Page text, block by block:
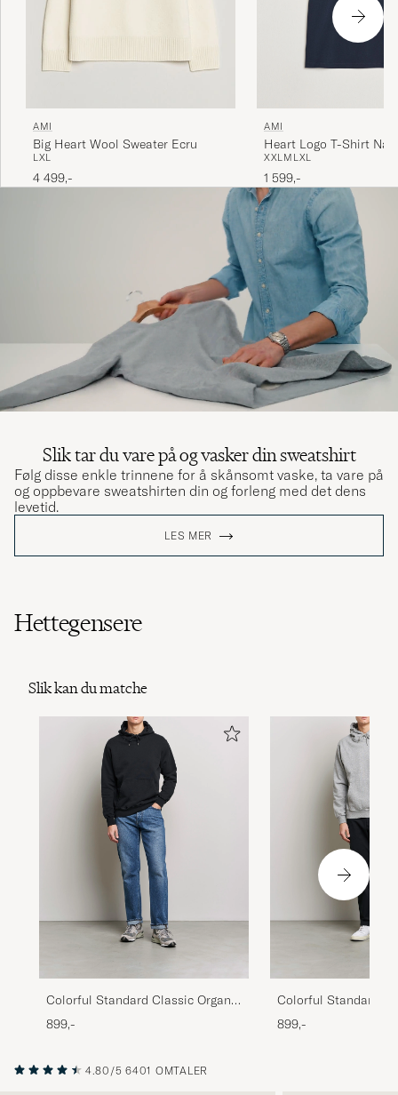
AMI
Big Heart Wool Sweater Ecru
LXL
4 499,-
AMI
Heart Logo T-Shirt
XXLM LXL
1 599,-
Slik tar du vare på og vasker din sweatshirt
Følg disse enkle trinnene for å skånsomt vaske, ta vare på
og oppbevare sweatshirten din og forleng med det dens
levetid.
LES MER
Hettegensere
Slik kan du matche
Colorful Standard Classic Organic
Hood Deep Black
899,-
Colorful Standard
Hood Heather Grey
899,-
4.80/5 6401 OMTALER